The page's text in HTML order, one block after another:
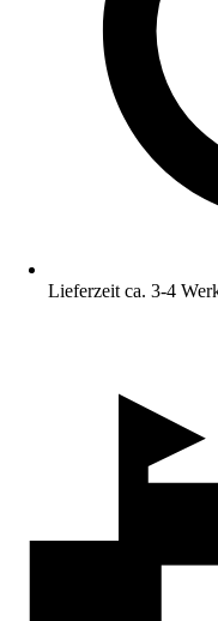
Lieferzeit ca. 3-4